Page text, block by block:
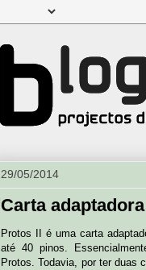
29/05/2014
Carta
Protos II é uma carta
até 40 pinos.
Protos. Todavia, por ter duas